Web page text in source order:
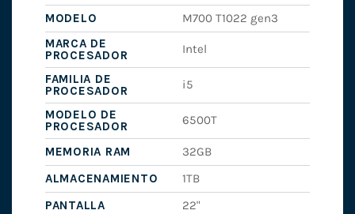
MODELO
M700 T1022 gen3
MARCA DE
PROCESADOR
Intel
FAMILIA DE
PROCESADOR
i5
MODELO DE
PROCESADOR
6500T
MEMORIA RAM
32GB
ALMACENAMIENTO
1TB
PANTALLA
22"